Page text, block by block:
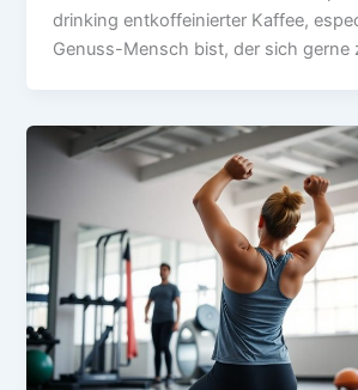
drinking entkoffeinierter Kaffee,
Genuss-Mensch bist, der sich gerne